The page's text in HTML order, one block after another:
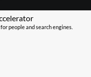
people and search engines.